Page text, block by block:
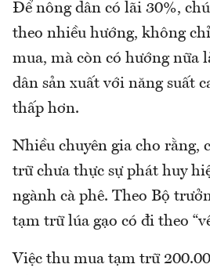
Để nông dân có lãi 30%,
theo nhiều hướng, không
mua, mà còn có hướng nữa
dân sản xuất với năng suất
thấp hơn.
Nhiều chuyên gia cho rằng,
trữ chưa thực sự phát huy
ngành cà phê. Theo Bộ
tạm trữ lúa gạo có đi theo
Việc thu mua tạm trữ